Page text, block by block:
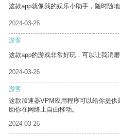
这款app就像我的娱乐小助手，随时随
2024-03-26
游客
这款app的游戏非常好玩，可以让我消磨
2024-03-26
游客
这款加速器VPM应用程序可以给你提
助你在网络上自由移动。
2024-03-26